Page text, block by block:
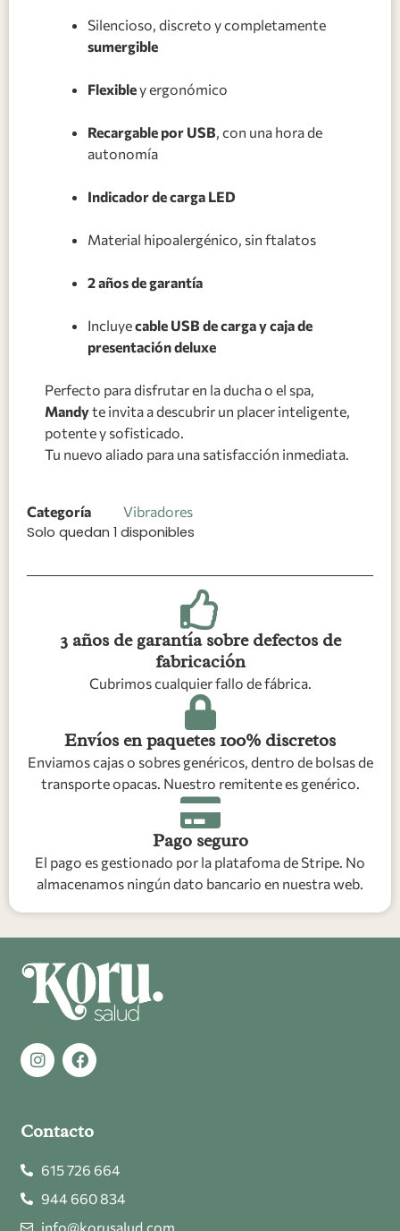
Silencioso, discreto y completamente
sumergible
Flexibley ergonómico
Recargable por USB , con una hora de
autonomía
Indicador de carga LED
Material hipoalergénico, sin ftalatos
2 años de garantía
Incluyecable USB de carga y caja de
presentación deluxe
Perfecto para disfrutar en la ducha o el spa,
Mandyte invita a descubrir un placer inteligente,
potente y sofisticado.
Tu nuevo aliado para una satisfacción inmediata.
Categoría Vibradores
Solo quedan 1 disponibles
3 años de garantía sobre defectos de
fabricación
Cubrimos cualquier fallo de fábrica.
Envíos en paquetes 100% discretos
Enviamos cajas o sobres genéricos, dentro de bolsas de
transporte opacas. Nuestro remitente es genérico.
Pago seguro
El pago es gestionado por la platafoma de Stripe. No
almacenamos ningún dato bancario en nuestra web.
Contacto
615 726 664
944 660 834
info@korusalud.com